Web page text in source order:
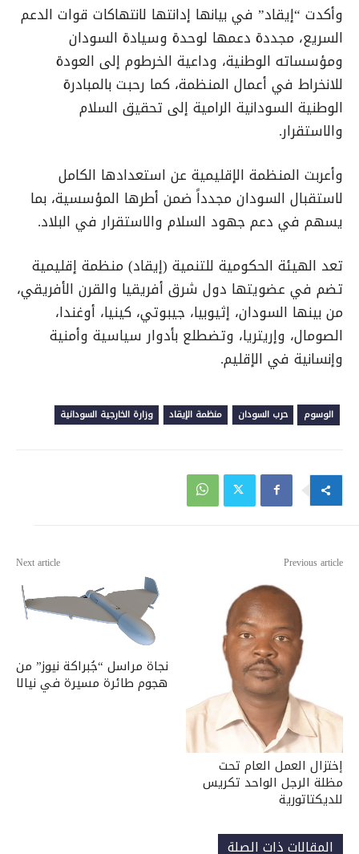
وأكدت “إيقاد” في بيانها إدانتها لانتهاكات قوات الدعم
السريع، مجددة دعمها لوحدة وسيادة السودان
ومؤسساته الوطنية، وداعية الخرطوم إلى العودة
للانخراط في أعمال المنظمة، كما رحبت بالمبادرة
الوطنية السودانية الرامية إلى تحقيق السلام
والاستقرار.
وأعربت المنظمة الإقليمية عن استعدادها الكامل
لاستقبال السودان مجدداً ضمن أطرها المؤسسية، بما
يسهم في دعم جهود السلام والاستقرار في البلاد.
تعد الهيئة الحكومية للتنمية (إيقاد) منظمة إقليمية
تضم في عضويتها دول شرق أفريقيا والقرن الأفريقي،
من بينها السودان، إثيوبيا، جيبوتي، كينيا، أوغندا،
الصومال، وإريتريا، وتضطلع بأدوار سياسية وأمنية
وإنسانية في الإقليم.
الوسوم حرب السودان منظمة الإيقاد وزارة الخارجية السودانية
Previous article
إختزال العمل العام تحت
مظلة الرجل الواحد تكريس
للديكتاتورية
Next article
نجاة مراسل “جُبراكة نيوز” من
هجوم طائرة مسيرة في نيالا
المقالات ذات الصلة